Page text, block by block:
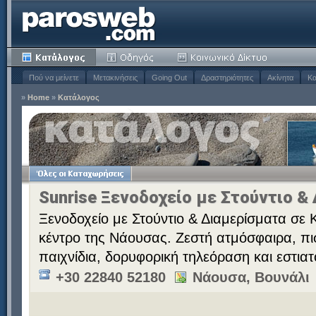
Πού να μείνετε Μετακινήσεις Going Out Δραστηριότητες Ακίνητα
» Home » Κατάλογος
Sunrise Ξενοδοχείο με Στούντιο &
Ξενοδοχείο με Στούντιο & Διαμερίσματα σε
κέντρο της Νάουσας. Ζεστή ατμόσφαιρα,
παιχνίδια, δορυφορική τηλεόραση και
+30 22840 52180
Νάουσα, Βουνάλι